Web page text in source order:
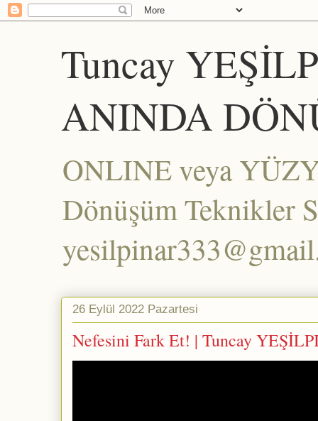
Tuncay
ANINDA
ONLINE veya
Dönüşüm Teknikler
26 Eylül 2022 Pazartesi
Nefesini Fark Et! | Tuncay